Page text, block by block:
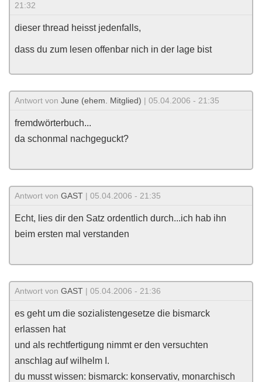
21:32
dieser thread heisst jedenfalls,
dass du zum lesen offenbar nich in der lage bist
Antwort von June (ehem. Mitglied) | 05.04.2006 - 21:35
fremdwörterbuch...
da schonmal nachgeguckt?
Antwort von GAST | 05.04.2006 - 21:35
Echt, lies dir den Satz ordentlich durch...ich hab ihn
beim ersten mal verstanden
Antwort von GAST | 05.04.2006 - 21:36
es geht um die sozialistengesetze die bismarck
erlassen hat
und als rechtfertigung nimmt er den versuchten
anschlag auf wilhelm I.
du musst wissen: bismarck: konservativ, monarchisch